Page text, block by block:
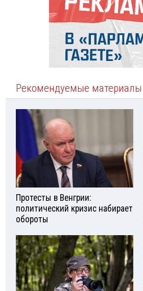
Рекомендуемые материалы
Протесты в Венгрии:
политический кризис набирает
обороты